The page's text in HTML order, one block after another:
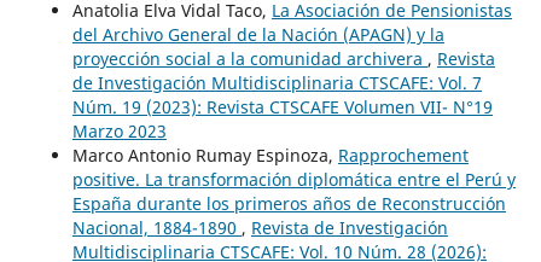
Anatolia Elva Vidal Taco, La Asociación de Pensionistas
del Archivo General de la Nación (APAGN) y la
proyección social a la comunidad archivera , Revista
de Investigación Multidisciplinaria CTSCAFE: Vol. 7
Núm. 19 (2023): Revista CTSCAFE Volumen VII- N°19
Marzo 2023
Marco Antonio Rumay Espinoza, Rapprochement
positive. La transformación diplomática entre el Perú y
España durante los primeros años de Reconstrucción
Nacional, 1884-1890 , Revista de Investigación
Multidisciplinaria CTSCAFE: Vol. 10 Núm. 28 (2026):